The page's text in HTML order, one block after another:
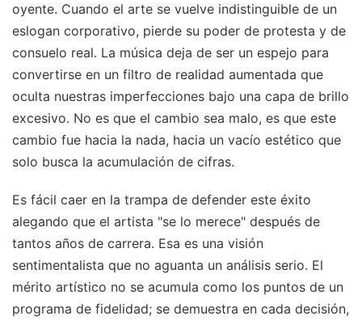
oyente. Cuando el arte se vuelve indistinguible de un
eslogan corporativo, pierde su poder de protesta y de
consuelo real. La música deja de ser un espejo para
convertirse en un filtro de realidad aumentada que
oculta nuestras imperfecciones bajo una capa de brillo
excesivo. No es que el cambio sea malo, es que este
cambio fue hacia la nada, hacia un vacío estético que
solo busca la acumulación de cifras.
Es fácil caer en la trampa de defender este éxito
alegando que el artista "se lo merece" después de
tantos años de carrera. Esa es una visión
sentimentalista que no aguanta un análisis serio. El
mérito artístico no se acumula como los puntos de un
programa de fidelidad; se demuestra en cada decisión,